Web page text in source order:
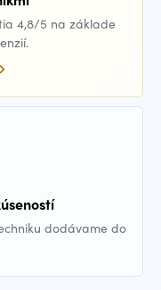
4,8/5 na základe
dodávame do